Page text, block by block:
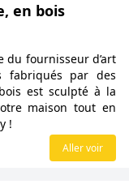
en bois
fournisseur d’art
fabriqués par des
est sculpté à la
maison tout en
!
Aller voir